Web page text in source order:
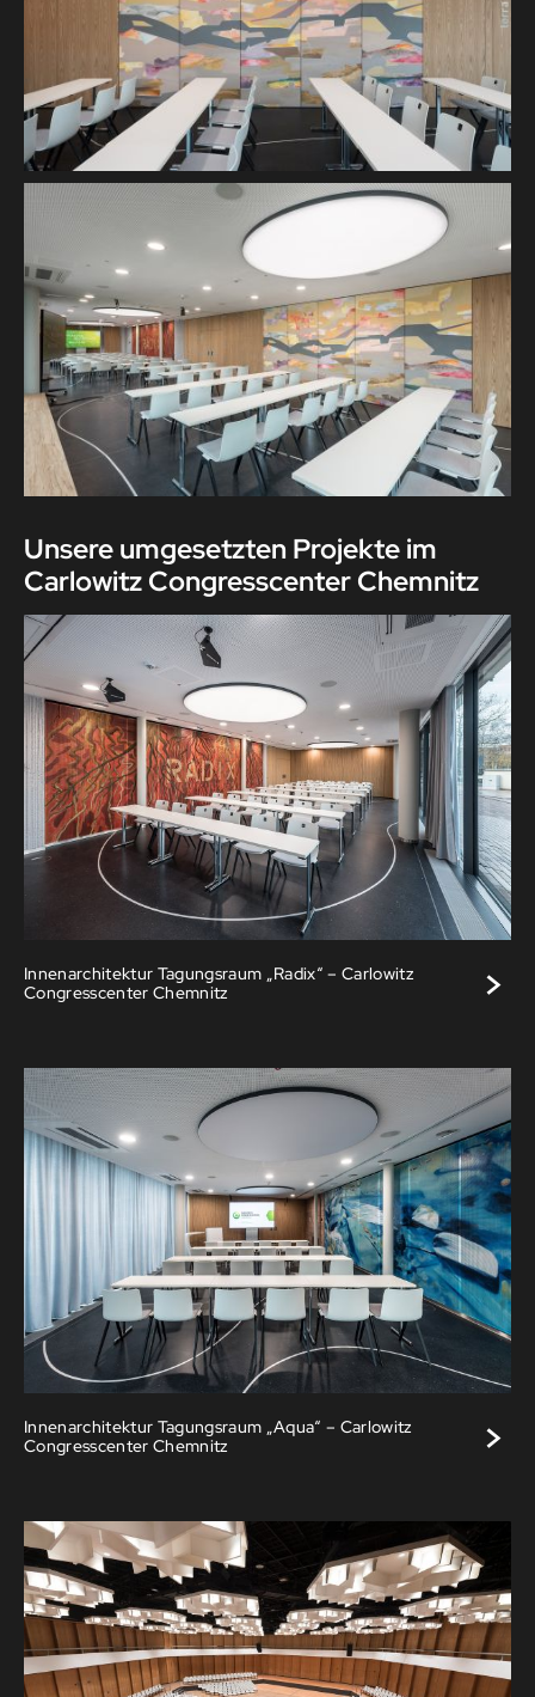
Unsere umgesetzten Projekte im
Carlowitz Congresscenter Chemnitz
Innenarchitektur Tagungsraum „Radix“ – Carlowitz
Congresscenter Chemnitz
>
Innenarchitektur Tagungsraum „Aqua“ – Carlowitz
Congresscenter Chemnitz
>